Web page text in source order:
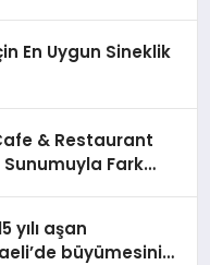
En Uygun Sineklik
& Restaurant
Fark
yılı aşan
büyümesini